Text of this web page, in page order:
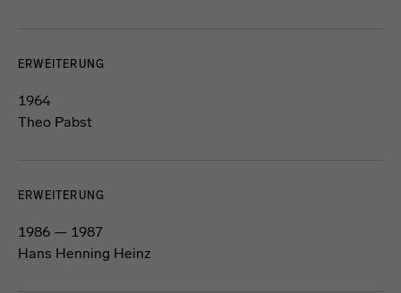
ERWEITERUNG
1964
Theo Pabst
ERWEITERUNG
1986 — 1987
Hans Henning Heinz